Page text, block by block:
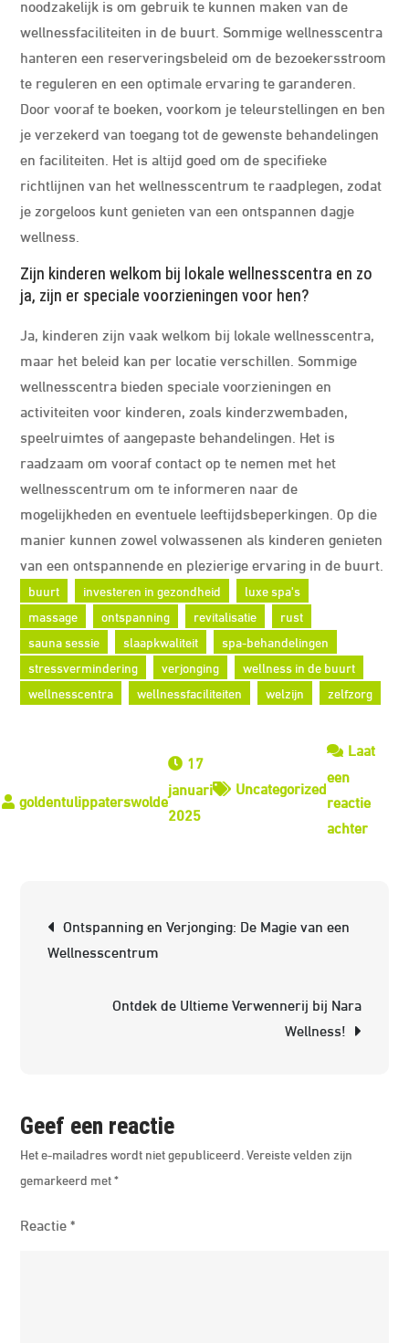
noodzakelijk is om gebruik te kunnen maken van de
wellnessfaciliteiten in de buurt. Sommige wellnesscentra
hanteren een reserveringsbeleid om de bezoekersstroom
te reguleren en een optimale ervaring te garanderen.
Door vooraf te boeken, voorkom je teleurstellingen en ben
je verzekerd van toegang tot de gewenste behandelingen
en faciliteiten. Het is altijd goed om de specifieke
richtlijnen van het wellnesscentrum te raadplegen, zodat
je zorgeloos kunt genieten van een ontspannen dagje
wellness.
Zijn kinderen welkom bij lokale wellnesscentra en zo
ja, zijn er speciale voorzieningen voor hen?
Ja, kinderen zijn vaak welkom bij lokale wellnesscentra,
maar het beleid kan per locatie verschillen. Sommige
wellnesscentra bieden speciale voorzieningen en
activiteiten voor kinderen, zoals kinderzwembaden,
speelruimtes of aangepaste behandelingen. Het is
raadzaam om vooraf contact op te nemen met het
wellnesscentrum om te informeren naar de
mogelijkheden en eventuele leeftijdsbeperkingen. Op die
manier kunnen zowel volwassenen als kinderen genieten
van een ontspannende en plezierige ervaring in de buurt.
buurt investeren in gezondheid
luxe spa's
massage
ontspanning revitalisatie
rust
sauna sessie
slaapkwaliteit
spa-behandelingen
stressvermindering
verjonging
wellness in de buurt
wellnesscentra
wellnessfaciliteiten welzijn zelfzorg
17
januari
2025
Uncategorized
Laat
een
reactie
achterop
Ontspanning en Verjonging: De Magie van een
Wellnesscentrum
Ontdek de Ultieme Verwennerij bij Nara
Wellness!
Geef een reactie
Het e-mailadres wordt niet gepubliceerd. Vereiste velden zijn
gemarkeerd met*
Reactie*